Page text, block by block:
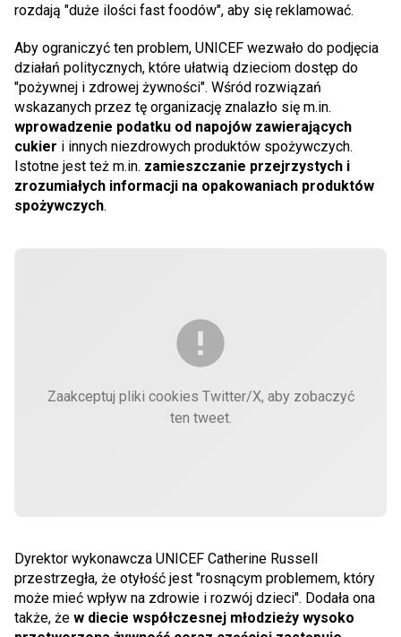
rozdają "duże ilości fast foodów", aby się reklamować.
Aby ograniczyć ten problem, UNICEF wezwało do podjęcia
działań politycznych, które ułatwią dzieciom dostęp do
"pożywnej i zdrowej żywności". Wśród rozwiązań
wskazanych przez tę organizację znalazło się m.in.
wprowadzenie podatku od napojów zawierających
cukier i innych niezdrowych produktów spożywczych.
Istotne jest też m.in. zamieszczanie przejrzystych i
zrozumiałych informacji na opakowaniach produktów
spożywczych.
Zaakceptuj pliki cookies Twitter/X, aby zobaczyć
ten tweet.
Dyrektor wykonawcza UNICEF Catherine Russell
przestrzegła, że otyłość jest "rosnącym problemem, który
może mieć wpływ na zdrowie i rozwój dzieci". Dodała ona
także, że w diecie współczesnej młodzieży wysoko